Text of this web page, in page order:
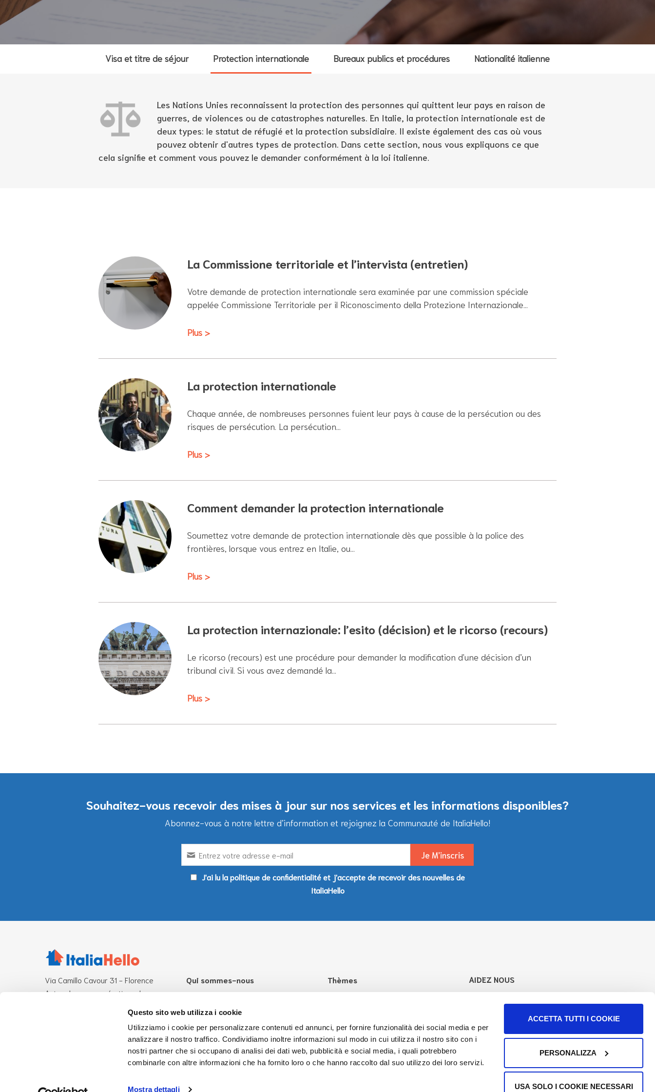
Questo sito web utilizza i cookie
Utilizziamo i cookie per personalizzare contenuti ed annunci, per fornire funzionalità dei social media e per
analizzare il nostro traffico. Condividiamo inoltre informazioni sul modo in cui utilizza il nostro sito con i
nostri partner che si occupano di analisi dei dati web, pubblicità e social media, i quali potrebbero
combinarle con altre informazioni che ha fornito loro o che hanno raccolto dal suo utilizzo dei loro servizi.
Mostra dettagli
ACCETTA TUTTI I COOKIE
PERSONALIZZA
USA SOLO I COOKIE NECESSARI
Visa et titre de séjour Protection internationale Bureaux publics et procédures Nationalité italienne
Les Nations Unies reconnaissent la protection des personnes qui quittent leur pays en raison de
guerres, de violences ou de catastrophes naturelles. En Italie, la protection internationale est de
deux types: le statut de réfugié et la protection subsidiaire. Il existe également des cas où vous
pouvez obtenir d'autres types de protection. Dans cette section, nous vous expliquons ce que
cela signifie et comment vous pouvez le demander conformément à la loi italienne.
La Commissione territoriale et l’intervista (entretien)
Votre demande de protection internationale sera examinée par une commission spéciale
appelée Commissione Territoriale per il Riconoscimento della Protezione Internazionale…
Plus >
La protection internationale
Chaque année, de nombreuses personnes fuient leur pays à cause de la persécution ou des
risques de persécution. La persécution…
Plus >
Comment demander la protection internationale
Soumettez votre demande de protection internationale dès que possible à la police des
frontières, lorsque vous entrez en Italie, ou…
Plus >
La protection internazionale: l’esito (décision) et le ricorso (recours)
Le ricorso (recours) est une procédure pour demander la modification d'une décision d’un
tribunal civil. Si vous avez demandé la…
Plus >
Souhaitez-vous recevoir des mises à jour sur nos services et les informations disponibles?
Abonnez-vous à notre lettre d’information et rejoignez la Communauté de ItaliaHello!
J'ai lu la politique de confidentialité et j'accepte de recevoir des nouvelles de
ItaliaHello
Via Camillo Cavour 31 - Florence
Autres bureaux opérationnels:
Qui sommes-nous
Mission
L'Équipe
UsaHello
Thèmes
Education
Emploi
Lois
AIDEZ NOUS
notre travail pour l’augmentation des
informations et des services.
En savoir plus
Suivez-nous sur